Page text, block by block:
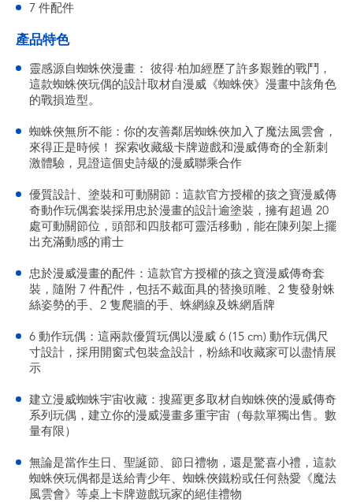
7 件配件
產品特色
靈感源自蜘蛛俠漫畫： 彼得·柏加經歷了許多艱難的戰鬥，
這款蜘蛛俠玩偶的設計取材自漫威《蜘蛛俠》漫畫中該角色
的戰損造型。
蜘蛛俠無所不能：你的友善鄰居蜘蛛俠加入了魔法風雲會，
來得正是時候！ 探索收藏級卡牌遊戲和漫威傳奇的全新刺
激體驗，見證這個史詩級的漫威聯乘合作
優質設計、塗裝和可動關節：這款官方授權的孩之寶漫威傳
奇動作玩偶套裝採用忠於漫畫的設計逾塗裝，擁有超過 20
處可動關節位，頭部和四肢都可靈活移動，能在陳列架上擺
出充滿動感的甫士
忠於漫威漫畫的配件：這款官方授權的孩之寶漫威傳奇套
裝，隨附 7 件配件，包括不戴面具的替換頭雕、2 隻發射蛛
絲姿勢的手、2 隻爬牆的手、蛛網線及蛛網盾牌
6 動作玩偶：這兩款優質玩偶以漫威 6 (15 cm) 動作玩偶尺
寸設計，採用開窗式包裝盒設計，粉絲和收藏家可以盡情展
示
建立漫威蜘蛛宇宙收藏：搜羅更多取材自蜘蛛俠的漫威傳奇
系列玩偶，建立你的漫威漫畫多重宇宙（每款單獨出售。數
量有限）
無論是當作生日、聖誕節、節日禮物，還是驚喜小禮，這款
蜘蛛俠玩偶都是送給青少年、蜘蛛俠鐵粉或任何熱愛《魔法
風雲會》等桌上卡牌遊戲玩家的絕佳禮物